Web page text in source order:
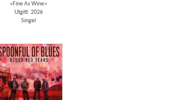
«Fine As Wine»
Utgitt: 2026
Singel